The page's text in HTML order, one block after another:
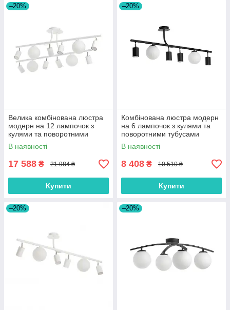
–20%
Велика комбінована люстра
модерн на 12 лампочок з
кулями та поворотними
тубусами
В наявності
17 588 ₴ 21 984 ₴
Купити
–20%
Комбінована люстра модерн
на 6 лампочок з кулями та
поворотними тубусами
В наявності
8 408 ₴ 10 510 ₴
Купити
–20% –20%